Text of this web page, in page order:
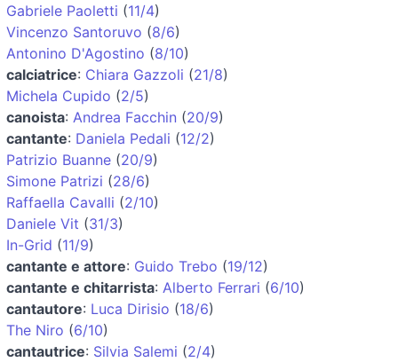
Gabriele Paoletti (11/4)
Vincenzo Santoruvo (8/6)
Antonino D'Agostino (8/10)
calciatrice: Chiara Gazzoli (21/8)
Michela Cupido (2/5)
canoista: Andrea Facchin (20/9)
cantante: Daniela Pedali (12/2)
Patrizio Buanne (20/9)
Simone Patrizi (28/6)
Raffaella Cavalli (2/10)
Daniele Vit (31/3)
In-Grid (11/9)
cantante e attore: Guido Trebo (19/12)
cantante e chitarrista: Alberto Ferrari (6/10)
cantautore: Luca Dirisio (18/6)
The Niro (6/10)
cantautrice: Silvia Salemi (2/4)